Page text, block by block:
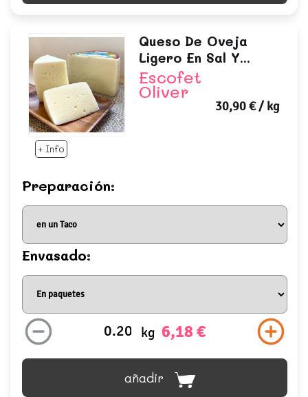
+ Info
Queso De Oveja
Ligero En Sal Y...
Escofet
Oliver
30,90 €/ kg
Preparación:
Envasado:
kg 6,18 €
añadir